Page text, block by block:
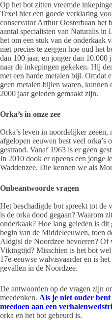
Op het bot zitten vreemde
Texel hier een goede verklaring
conservator Arthur Oosterbaan het
aantal specialisten van Naturalis in
het om een stuk van de onderkaak
niet precies te zeggen hoe oud het
dan 100 jaar, en jonger dan 10.000
naar de inkepingen gekeken. Hij
met een harde metalen bijl. Omdat
geen metalen bijlen waren, kunnen
2000 jaar geleden gemaakt zijn.
Orka’s in onze zee
Orka’s leven in noordelijker zeeën,
afgelopen eeuwen best veel orka’s
gestrand. Vanaf 1963 is er geen
In 2010 dook er opeens een jonge
Waddenzee. Die kennen we als
Onbeantwoorde vragen
Het beschadigde bot spreekt tot de
is de orka dood gegaan? Waarom
onderkaak? Hoe lang geleden is dit
begin van de Middeleeuwen, toen
Aldgisl de Noordzee bevoeren? Of
Vikingtijd? Misschien is het bot wel
17e-eeuwse walvisvaarder en is
gevallen in de Noordzee.
De antwoorden op de vragen zijn
meedenken. Als je niet ouder
meedoen aan een
orka en het bot gebeurd is.